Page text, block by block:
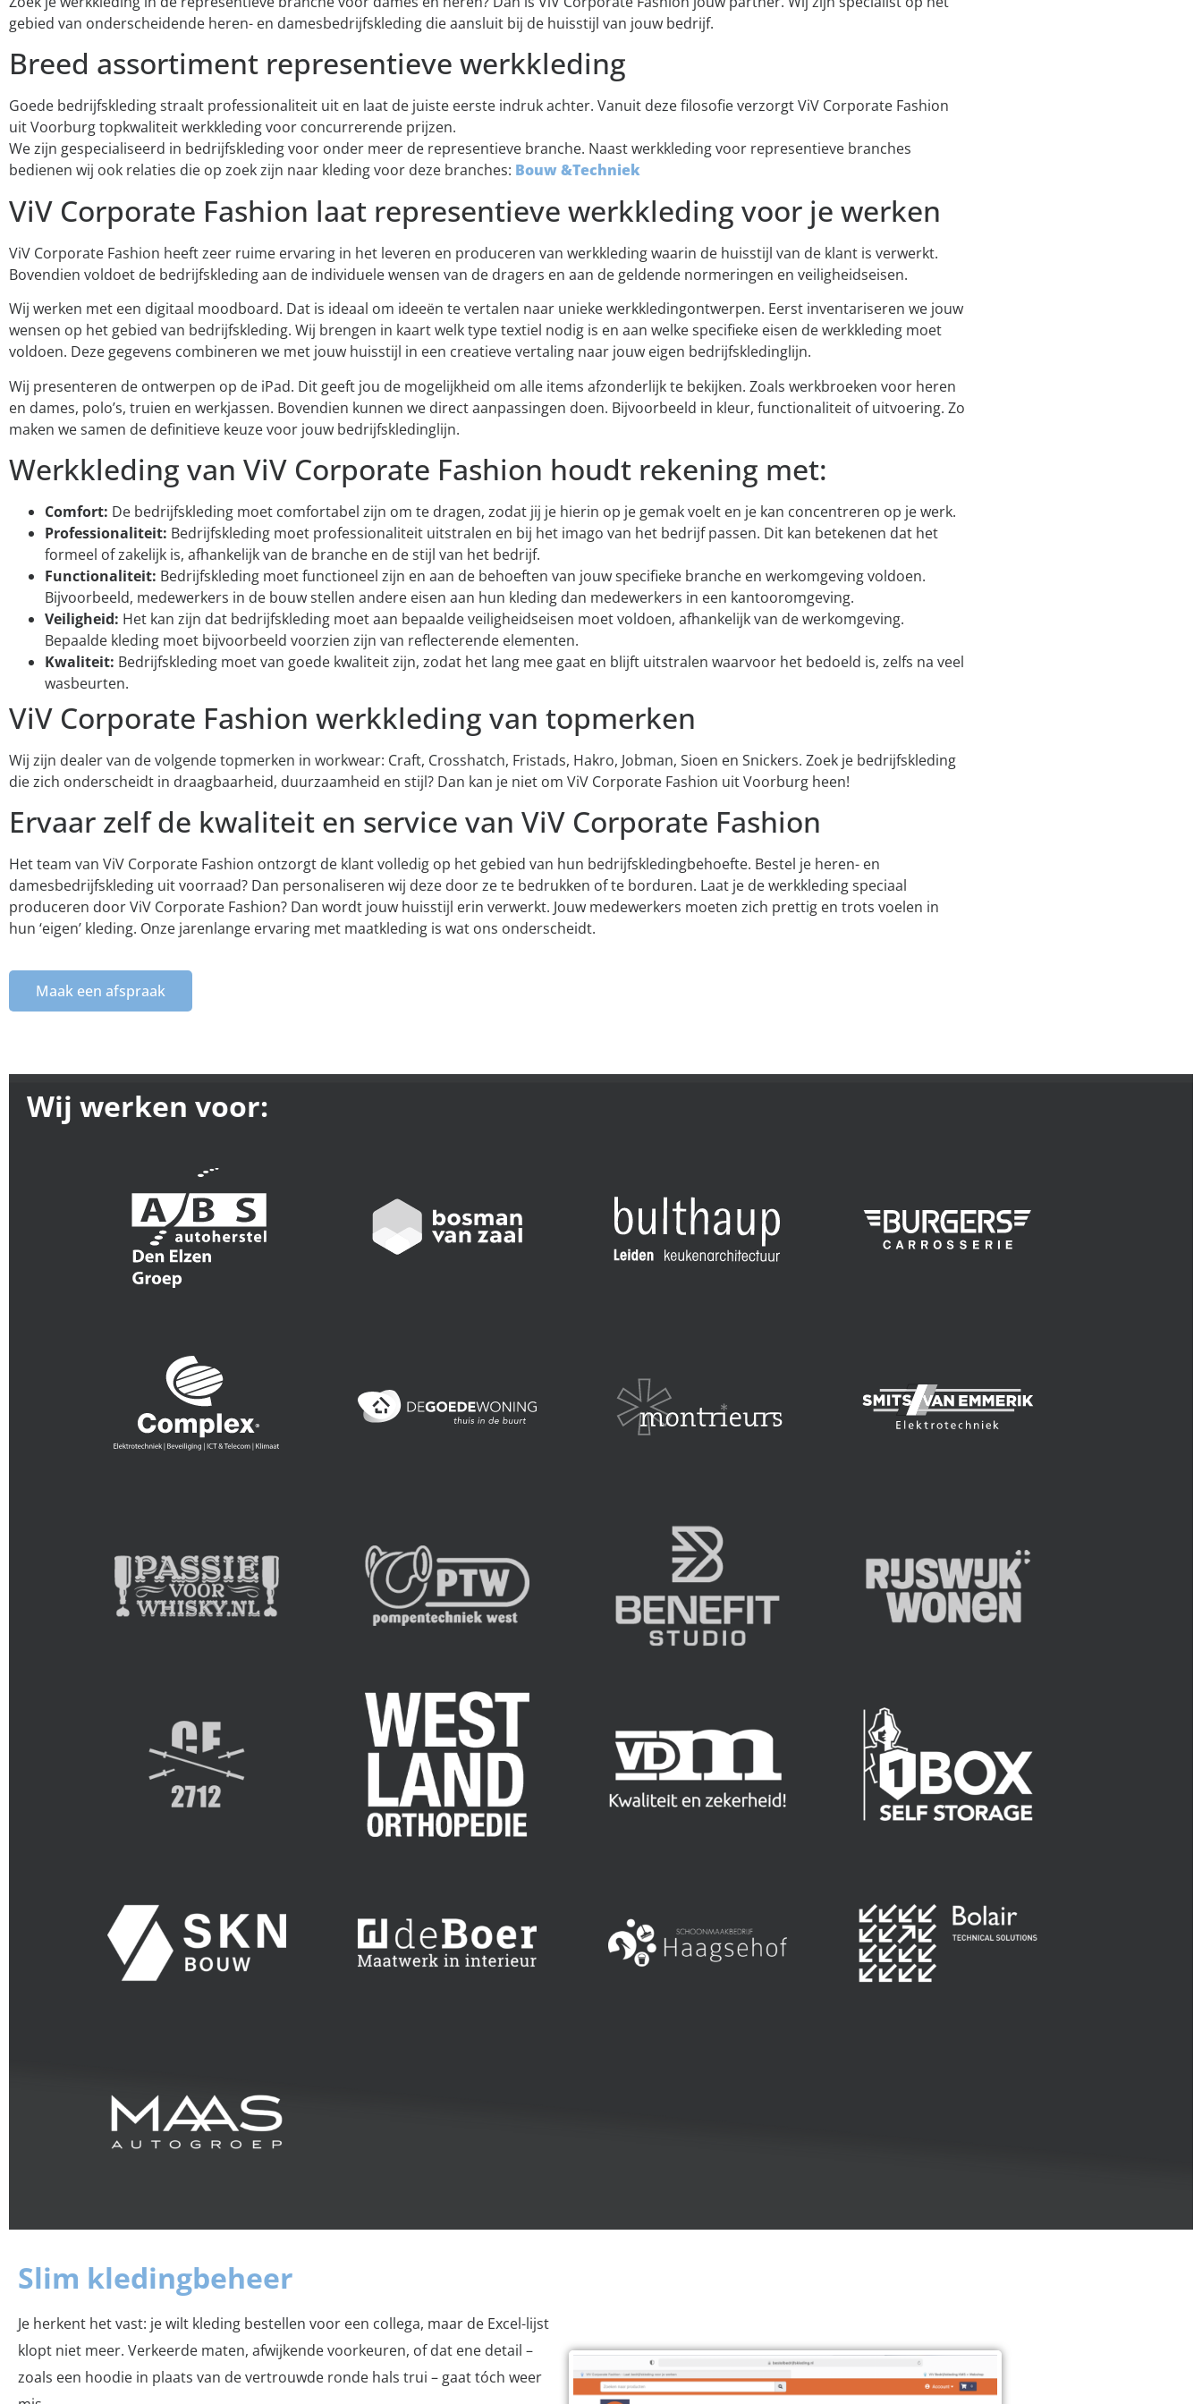
gebied van onderscheidende heren- en damesbedrijfskleding die aansluit bij de huisstijl van jouw bedrijf.
Breed assortiment representieve werkkleding
Goede bedrijfskleding straalt professionaliteit uit en laat de juiste eerste indruk achter. Vanuit deze filosofie verzorgt ViV Corporate Fashion
uit Voorburg topkwaliteit werkkleding voor concurrerende prijzen.
We zijn gespecialiseerd in bedrijfskleding voor onder meer de representieve branche. Naast werkkleding voor representieve branches
bedienen wij ook relaties die op zoek zijn naar kleding voor deze branches: Bouw &Techniek
ViV Corporate Fashion laat representieve werkkleding voor je werken
ViV Corporate Fashion heeft zeer ruime ervaring in het leveren en produceren van werkkleding waarin de huisstijl van de klant is verwerkt.
Bovendien voldoet de bedrijfskleding aan de individuele wensen van de dragers en aan de geldende normeringen en veiligheidseisen.
Wij werken met een digitaal moodboard. Dat is ideaal om ideeën te vertalen naar unieke werkkledingontwerpen. Eerst inventariseren we jouw
wensen op het gebied van bedrijfskleding. Wij brengen in kaart welk type textiel nodig is en aan welke specifieke eisen de werkkleding moet
voldoen. Deze gegevens combineren we met jouw huisstijl in een creatieve vertaling naar jouw eigen bedrijfskledinglijn.
Wij presenteren de ontwerpen op de iPad. Dit geeft jou de mogelijkheid om alle items afzonderlijk te bekijken. Zoals werkbroeken voor heren
en dames, polo’s, truien en werkjassen. Bovendien kunnen we direct aanpassingen doen. Bijvoorbeeld in kleur, functionaliteit of uitvoering. Zo
maken we samen de definitieve keuze voor jouw bedrijfskledinglijn.
Werkkleding van ViV Corporate Fashion houdt rekening met:
Comfort: De bedrijfskleding moet comfortabel zijn om te dragen, zodat jij je hierin op je gemak voelt en je kan concentreren op je werk.
Professionaliteit: Bedrijfskleding moet professionaliteit uitstralen en bij het imago van het bedrijf passen. Dit kan betekenen dat het
formeel of zakelijk is, afhankelijk van de branche en de stijl van het bedrijf.
Functionaliteit: Bedrijfskleding moet functioneel zijn en aan de behoeften van jouw specifieke branche en werkomgeving voldoen.
Bijvoorbeeld, medewerkers in de bouw stellen andere eisen aan hun kleding dan medewerkers in een kantooromgeving.
Veiligheid: Het kan zijn dat bedrijfskleding moet aan bepaalde veiligheidseisen moet voldoen, afhankelijk van de werkomgeving.
Bepaalde kleding moet bijvoorbeeld voorzien zijn van reflecterende elementen.
Kwaliteit: Bedrijfskleding moet van goede kwaliteit zijn, zodat het lang mee gaat en blijft uitstralen waarvoor het bedoeld is, zelfs na veel
wasbeurten.
ViV Corporate Fashion werkkleding van topmerken
Wij zijn dealer van de volgende topmerken in workwear: Craft, Crosshatch, Fristads, Hakro, Jobman, Sioen en Snickers. Zoek je bedrijfskleding
die zich onderscheidt in draagbaarheid, duurzaamheid en stijl? Dan kan je niet om ViV Corporate Fashion uit Voorburg heen!
Ervaar zelf de kwaliteit en service van ViV Corporate Fashion
Het team van ViV Corporate Fashion ontzorgt de klant volledig op het gebied van hun bedrijfskledingbehoefte. Bestel je heren- en
damesbedrijfskleding uit voorraad? Dan personaliseren wij deze door ze te bedrukken of te borduren. Laat je de werkkleding speciaal
produceren door ViV Corporate Fashion? Dan wordt jouw huisstijl erin verwerkt. Jouw medewerkers moeten zich prettig en trots voelen in
hun ‘eigen’ kleding. Onze jarenlange ervaring met maatkleding is wat ons onderscheidt.
Maak een afspraak
Wij werken voor:
Slim kledingbeheer
Je herkent het vast: je wilt kleding bestellen voor een collega, maar de Excel-lijst
klopt niet meer. Verkeerde maten, afwijkende voorkeuren, of dat ene detail –
zoals een hoodie in plaats van de vertrouwde ronde hals trui – gaat tóch weer